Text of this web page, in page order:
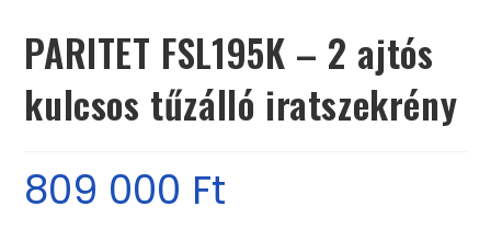
PARITET FSL195K – 2 ajtós
kulcsos tűzálló iratszekrény
809 000 Ft